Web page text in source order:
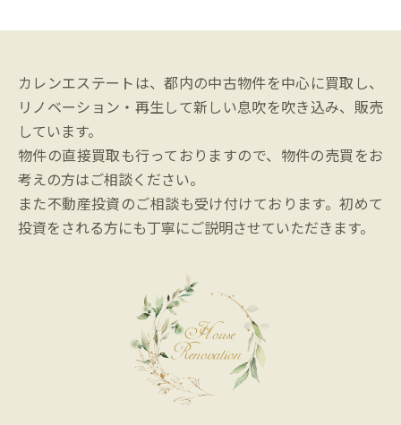
カレンエステートは、都内の中古物件を中心に買取し、
リノベーション・再生して新しい息吹を吹き込み、販売
しています。
物件の直接買取も行っておりますので、物件の売買をお
考えの方はご相談ください。
また不動産投資のご相談も受け付けております。初めて
投資をされる方にも丁寧にご説明させていただきます。